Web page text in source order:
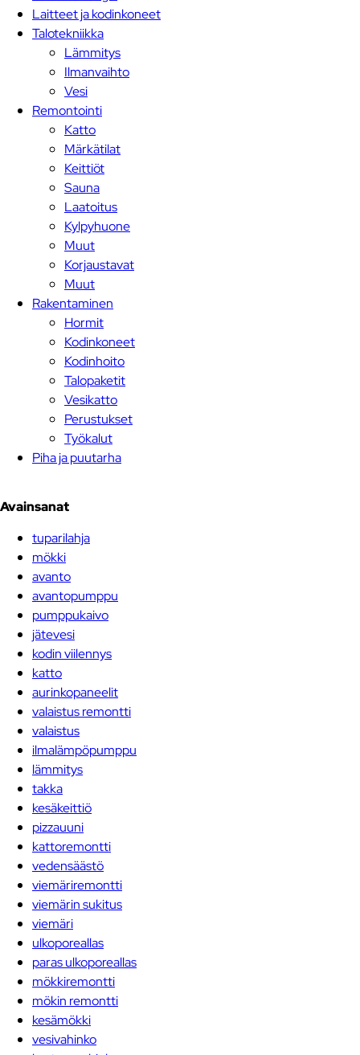
Laitteet ja kodinkoneet
Talotekniikka
Lämmitys
Ilmanvaihto
Vesi
Remontointi
Katto
Märkätilat
Keittiöt
Sauna
Laatoitus
Kylpyhuone
Muut
Korjaustavat
Muut
Rakentaminen
Hormit
Kodinkoneet
Kodinhoito
Talopaketit
Vesikatto
Perustukset
Työkalut
Piha ja puutarha
Avainsanat
tuparilahja
mökki
avanto
avantopumppu
pumppukaivo
jätevesi
kodin viilennys
katto
aurinkopaneelit
valaistus remontti
valaistus
ilmalämpöpumppu
lämmitys
takka
kesäkeittiö
pizzauuni
kattoremontti
vedensäästö
viemäriremontti
viemärin sukitus
viemäri
ulkoporeallas
paras ulkoporeallas
mökkiremontti
mökin remontti
kesämökki
vesivahinko